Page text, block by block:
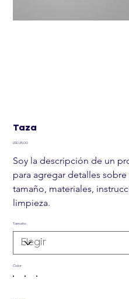
Taza
Precio
USD 25,00
Soy la descripción de un
para agregar detalles
tamaño, materiales,
limpieza.
Tamaño
Color